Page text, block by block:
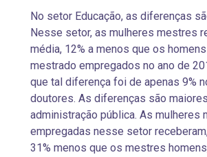
No setor Educação, as diferenças
Nesse setor, as mulheres mestres
média, 12% a menos que os
mestrado empregados no ano de
que tal diferença foi de apenas 9%
doutores. As diferenças são
administração pública. As mulheres
empregadas nesse setor
31% menos que os mestres